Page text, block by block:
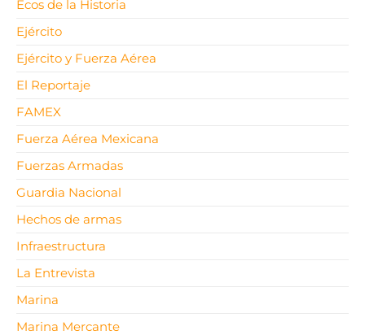
Ecos de la Historia
Ejército
Ejército y Fuerza Aérea
El Reportaje
FAMEX
Fuerza Aérea Mexicana
Fuerzas Armadas
Guardia Nacional
Hechos de armas
Infraestructura
La Entrevista
Marina
Marina Mercante